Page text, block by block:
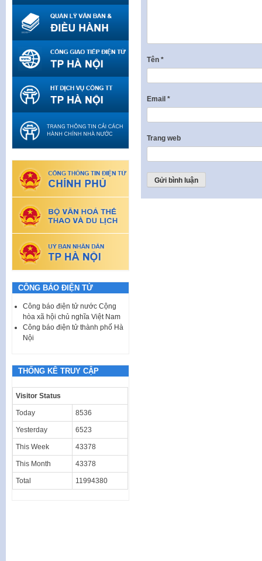
Tên *
Email *
Trang web
CÔNG BÁO ĐIỆN TỬ
Công báo điện tử nước Cộng
hòa xã hội chủ nghĩa Việt Nam
Công báo điện tử thành phố Hà
Nội
THỐNG KÊ TRUY CẬP
Visitor Status
Today 8536
Yesterday 6523
This Week 43378
This Month 43378
Total 11994380